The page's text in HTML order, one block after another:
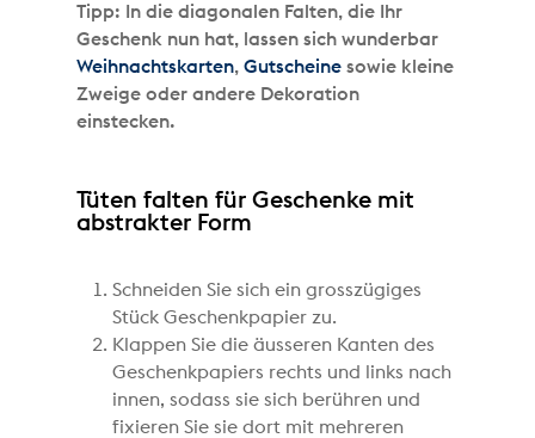
Tipp: In die diagonalen Falten, die Ihr
Geschenk nun hat, lassen sich wunderbar
Weihnachtskarten,Gutscheine sowie kleine
Zweige oder andere Dekoration
einstecken.
Tüten falten für Geschenke mit
abstrakter Form
Schneiden Sie sich ein grosszügiges
Stück Geschenkpapier zu.
Klappen Sie die äusseren Kanten des
Geschenkpapiers rechts und links nach
innen, sodass sie sich berühren und
fixieren Sie sie dort mit mehreren